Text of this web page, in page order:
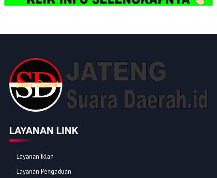
LAYANAN LINK
Layanan Iklan
Layanan Pengaduan